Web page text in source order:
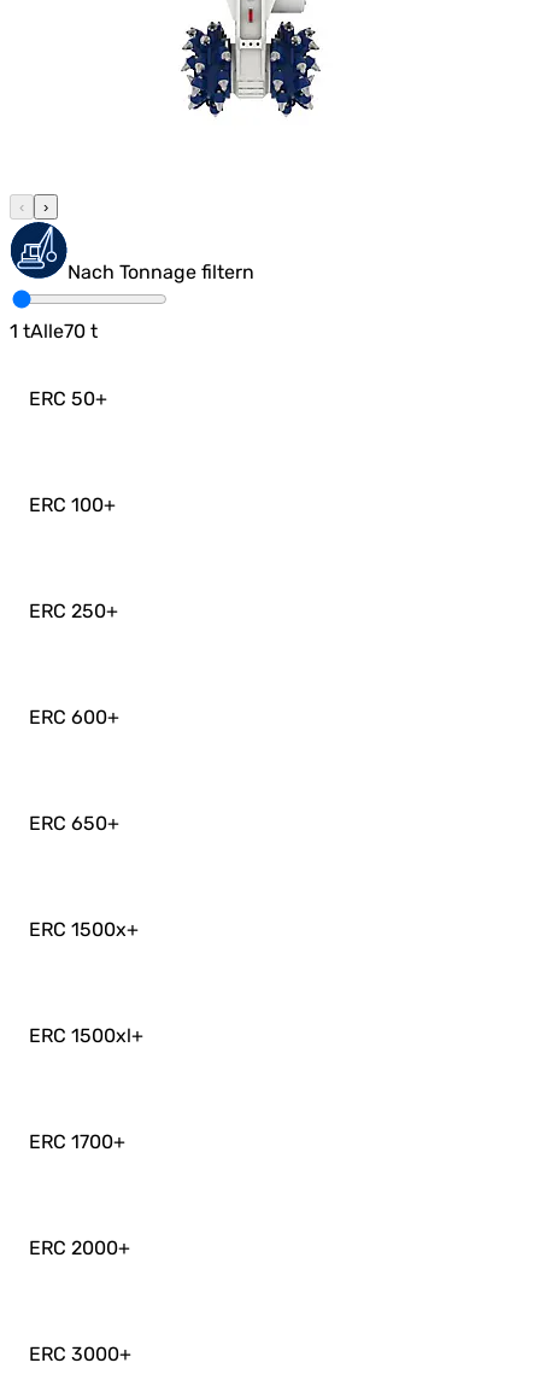
‹ ›
Nach Tonnage filtern
1 tAlle70 t
ERC 50+
ERC 100+
ERC 250+
ERC 600+
ERC 650+
ERC 1500x+
ERC 1500xl+
ERC 1700+
ERC 2000+
ERC 3000+